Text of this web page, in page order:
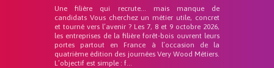
Une filière qui recrute… mais manque de
candidats Vous cherchez un métier utile, concret
et tourné vers l’avenir ? Les 7, 8 et 9 octobre 2026,
les entreprises de la filière forêt-bois ouvrent leurs
portes partout en France à l’occasion de la
quatrième édition des journées Very Wood Métiers.
L’objectif est simple : f...